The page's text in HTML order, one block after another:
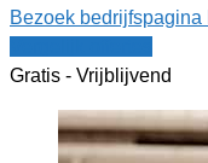
Bezoek bedrijfspagina
Gratis - Vrijblijvend